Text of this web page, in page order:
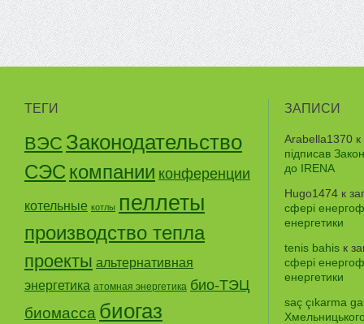
ТЕГИ
ВЭС Законодательство
СЭС компании конференции
котельные котлы пеллеты
производство тепла
проекты альтернативная
энергетика атомная энергетика био-ТЭЦ
биомасса биогаз
ЗАПИСИ
Arabella1370
підписав
до IRENA
Hugo1474 к
сфері
енергетики
tenis bahis к
сфері
енергетики
saç çıkarma